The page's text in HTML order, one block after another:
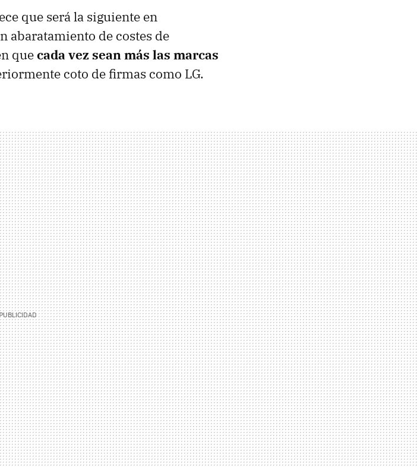
que será la siguiente en
abaratamiento de costes de
quecada vez sean más las marcas
coto de firmas como LG.